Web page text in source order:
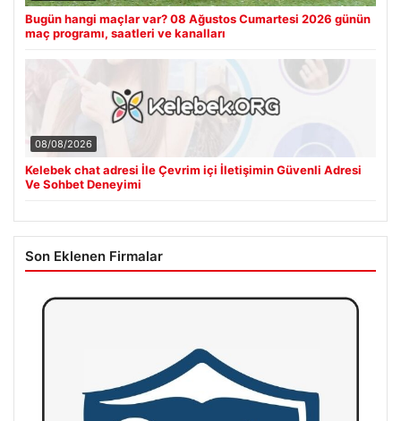
Bugün hangi maçlar var? 08 Ağustos Cumartesi 2026 günün
maç programı, saatleri ve kanalları
08/08/2026
Kelebek chat adresi İle Çevrim içi İletişimin Güvenli Adresi
Ve Sohbet Deneyimi
Son Eklenen Firmalar